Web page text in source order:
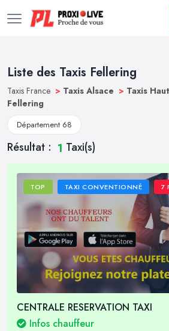
Liste des Taxis Fellering
Taxis France > Taxis Alsace > Taxis
Fellering
Département 68
Résultat : 1 Taxi(s)
TOP TAXI CONVENTIONNÉ 7
CENTRALE RESERVATION TAXI
Infos chauffeur